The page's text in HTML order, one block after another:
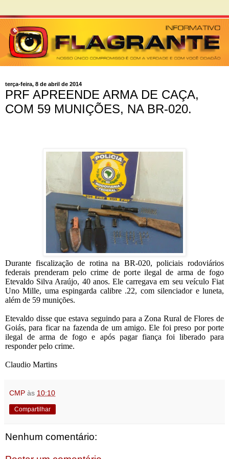
terça-feira, 8 de abril de 2014
PRF APREENDE ARMA DE CAÇA,
COM 59 MUNIÇÕES, NA BR-020.
Durante fiscalização de rotina na BR-020, policiais rodoviários
federais prenderam pelo crime de porte ilegal de arma de fogo
Etevaldo Silva Araújo, 40 anos. Ele carregava em seu veículo Fiat
Uno Mille, uma espingarda calibre .22, com silenciador e luneta,
além de 59 munições.
Etevaldo disse que estava seguindo para a Zona Rural de Flores de
Goiás, para ficar na fazenda de um amigo. Ele foi preso por porte
ilegal de arma de fogo e após pagar fiança foi liberado para
responder pelo crime.
Claudio Martins
CMP às 10:10
Compartilhar
Nenhum comentário: